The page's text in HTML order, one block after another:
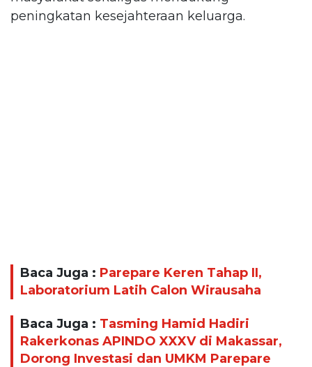
peningkatan kesejahteraan keluarga.
Baca Juga : Parepare Keren Tahap II,
Laboratorium Latih Calon Wirausaha
Baca Juga : Tasming Hamid Hadiri
Rakerkonas APINDO XXXV di Makassar,
Dorong Investasi dan UMKM Parepare